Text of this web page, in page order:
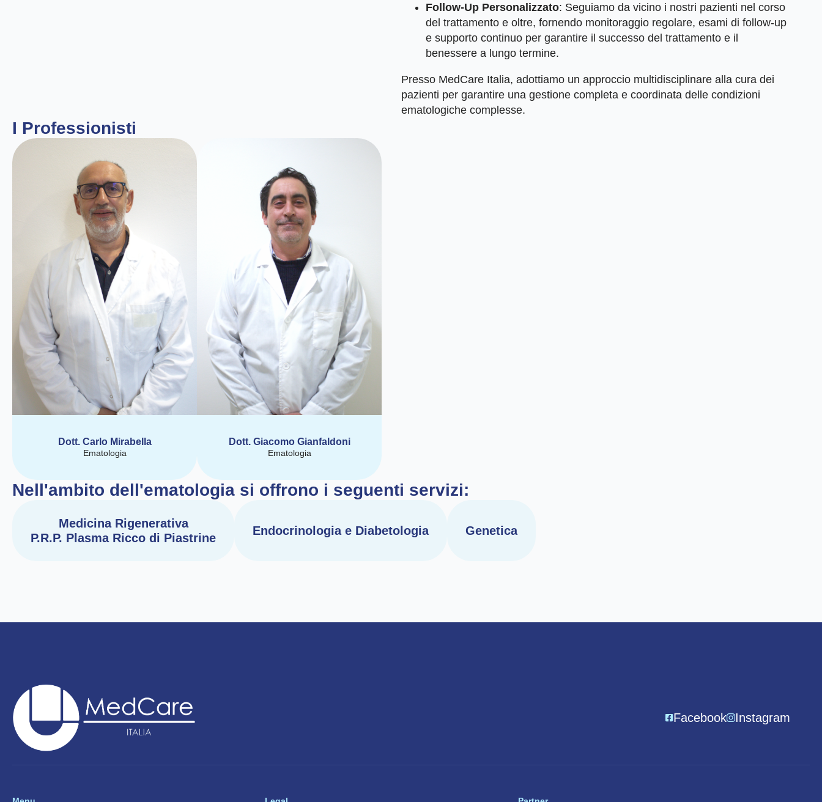
Follow-Up Personalizzato: Seguiamo da vicino i nostri pazienti nel corso
del trattamento e oltre, fornendo monitoraggio regolare, esami di follow-up
e supporto continuo per garantire il successo del trattamento e il
benessere a lungo termine.
Presso MedCare Italia, adottiamo un approccio multidisciplinare alla cura dei
pazienti per garantire una gestione completa e coordinata delle condizioni
ematologiche complesse.
I Professionisti
Dott. Carlo Mirabella
Ematologia
Dott. Giacomo Gianfaldoni
Ematologia
Nell'ambito dell'ematologia si offrono i seguenti servizi:
Medicina Rigenerativa
P.R.P. Plasma Ricco di Piastrine
Endocrinologia e Diabetologia Genetica
Facebook Instagram